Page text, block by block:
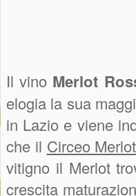
Il vino Merlot
elogia la sua
in Lazio e viene
che il Circeo
vitigno il Merlot
crescita